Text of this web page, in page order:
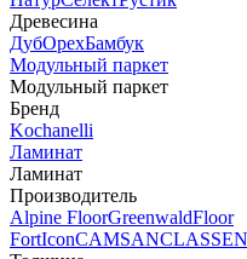
Древесина
ДубОрехБамбук
Модульный паркет
Модульный паркет
Бренд
Kochanelli
Ламинат
Ламинат
Производитель
Alpine FloorGreenwaldFloor
FortIconCAMSANCLASSEN